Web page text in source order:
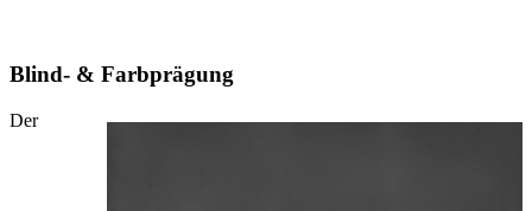
Blind- & Farbprägung
Der